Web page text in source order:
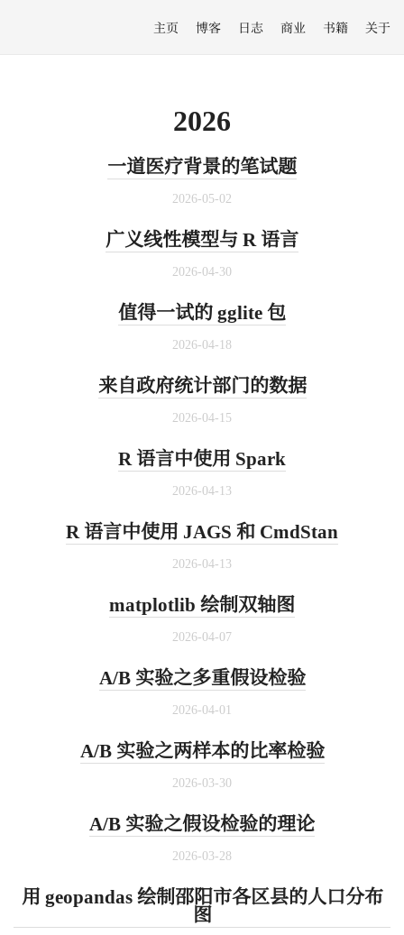
主页 博客 日志 商业 书籍 关于
2026
一道医疗背景的笔试题
2026-05-02
广义线性模型与 R 语言
2026-04-30
值得一试的 gglite 包
2026-04-18
来自政府统计部门的数据
2026-04-15
R 语言中使用 Spark
2026-04-13
R 语言中使用 JAGS 和 CmdStan
2026-04-13
matplotlib 绘制双轴图
2026-04-07
A/B 实验之多重假设检验
2026-04-01
A/B 实验之两样本的比率检验
2026-03-30
A/B 实验之假设检验的理论
2026-03-28
用 geopandas 绘制邵阳市各区县的人口分布
图